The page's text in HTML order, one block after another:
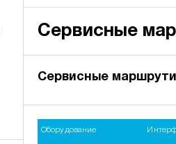
Сервисные
Сервисные
Оборудование